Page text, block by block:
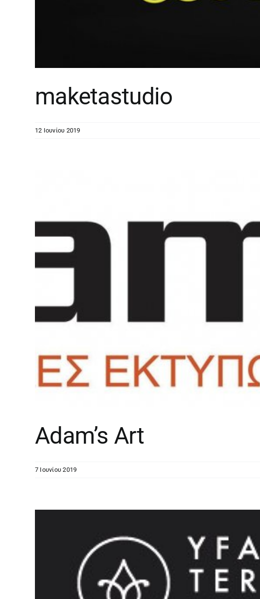
maketastudio
12 Ιουνίου 2019
Adam’s Art
7 Ιουνίου 2019